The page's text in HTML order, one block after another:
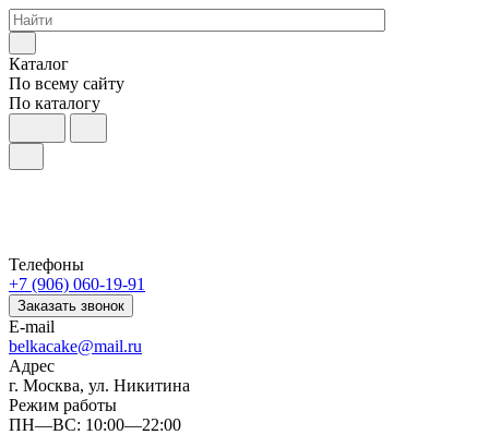
Каталог
По всему сайту
По каталогу
Телефоны
+7 (906) 060-19-91
Заказать звонок
E-mail
belkacake@mail.ru
Адрес
г. Москва, ул. Никитина
Режим работы
ПН—ВС: 10:00—22:00